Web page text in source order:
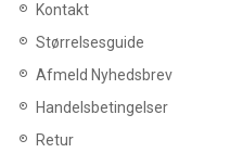
Kontakt
Størrelsesguide
Afmeld Nyhedsbrev
Handelsbetingelser
Retur